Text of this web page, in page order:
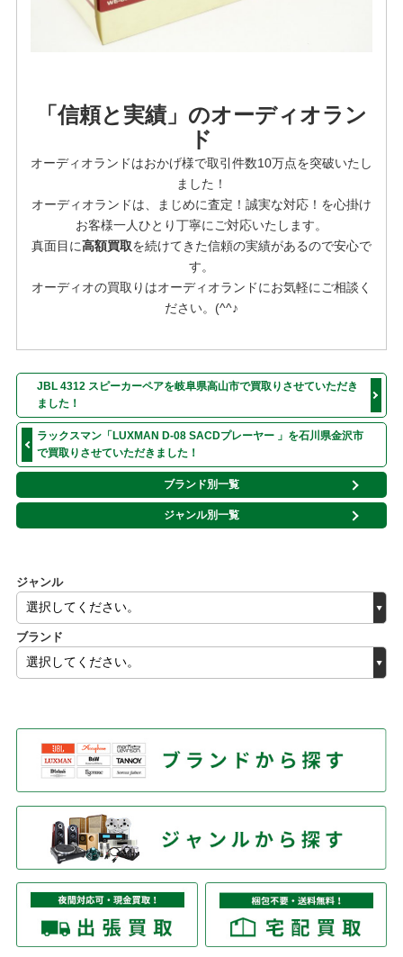
ジャンル
ブランド
「信頼と実績」のオーディオラン
ド
オーディオランドはおかげ様で取引件数10万点を突破いたし
ました！
オーディオランドは、まじめに査定！誠実な対応！を⼼掛け
お客様⼀⼈ひとり丁寧にご対応いたします。
真面目に高額買取を続けてきた信頼の実績があるので安心で
す。
オーディオの買取りはオーディオランドにお気軽にご相談く
ださい。(^^♪
JBL 4312 スピーカーペアを岐阜県高山市で買取りさせていただき
ました！
ラックスマン「LUXMAN D-08 SACDプレーヤー 」を石川県金沢市
で買取りさせていただきました！
ブランド別一覧
ジャンル別一覧